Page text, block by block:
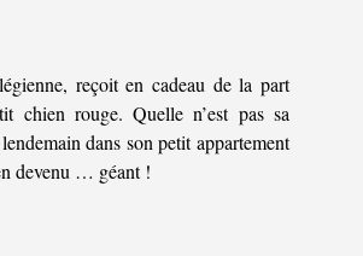
reçoit en cadeau de la part
chien rouge. Quelle n’est pas sa
dans son petit appartement
devenu … géant !